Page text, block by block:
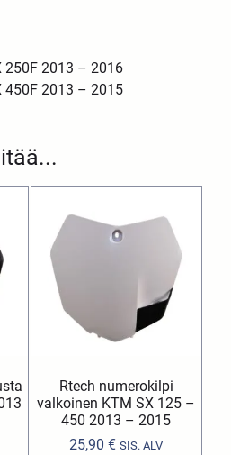
Rtech numerokilpi
valkoinen KTM SX 125 –
450 2013 – 2015
25,90€ SIS. ALV
250F 2013 – 2016
450F 2013 – 2015